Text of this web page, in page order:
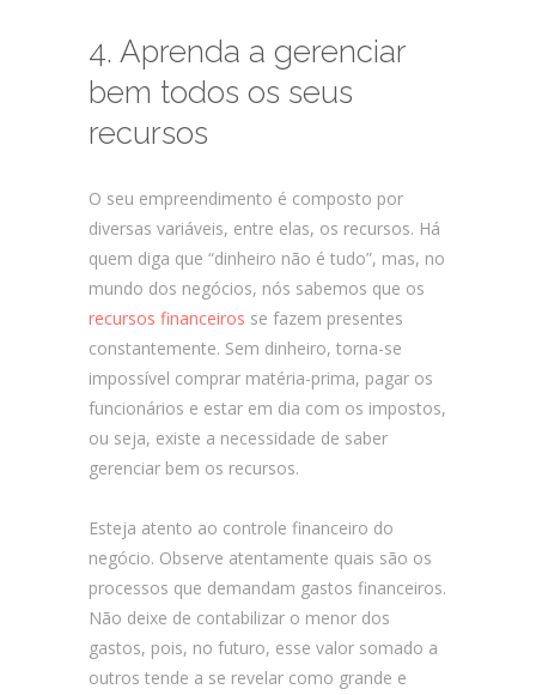
4. Aprenda a gerenciar
bem todos os seus
recursos
O seu empreendimento é composto por
diversas variáveis, entre elas, os recursos. Há
quem diga que “dinheiro não é tudo”, mas, no
mundo dos negócios, nós sabemos que os
recursos financeiros se fazem presentes
constantemente. Sem dinheiro, torna-se
impossível comprar matéria-prima, pagar os
funcionários e estar em dia com os impostos,
ou seja, existe a necessidade de saber
gerenciar bem os recursos.
Esteja atento ao controle financeiro do
negócio. Observe atentamente quais são os
processos que demandam gastos financeiros.
Não deixe de contabilizar o menor dos
gastos, pois, no futuro, esse valor somado a
outros tende a se revelar como grande e